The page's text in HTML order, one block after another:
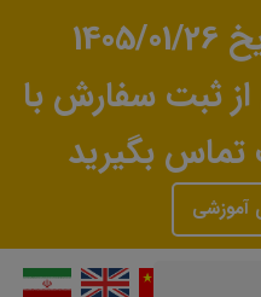
قیمت ها در تاریخ 1405/01/26
ثبت سفارش با
بگیرید
آموزشی